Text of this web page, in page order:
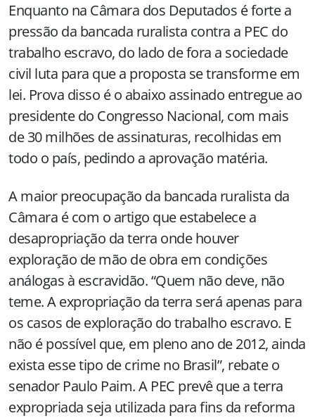
Enquanto na Câmara dos Deputados é forte a
pressão da bancada ruralista contra a PEC do
trabalho escravo, do lado de fora a sociedade
civil luta para que a proposta se transforme em
lei. Prova disso é o abaixo assinado entregue ao
presidente do Congresso Nacional, com mais
de 30 milhões de assinaturas, recolhidas em
todo o país, pedindo a aprovação matéria.
A maior preocupação da bancada ruralista da
Câmara é com o artigo que estabelece a
desapropriação da terra onde houver
exploração de mão de obra em condições
análogas à escravidão. “Quem não deve, não
teme. A expropriação da terra será apenas para
os casos de exploração do trabalho escravo. E
não é possível que, em pleno ano de 2012, ainda
exista esse tipo de crime no Brasil”, rebate o
senador Paulo Paim. A PEC prevê que a terra
expropriada seja utilizada para fins da reforma